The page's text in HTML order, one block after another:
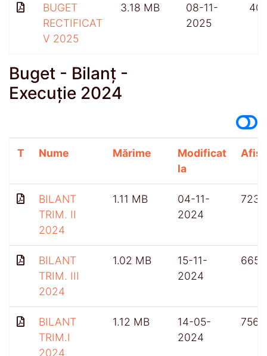
BUGET
RECTIFICAT
V 2025
3.18 MB
08-11-
2025
Buget - Bilanț -
Execuție 2024
T Nume Mărime
Modificat
la
BILANT
TRIM. II
2024
1.11 MB
04-11-
2024
723
BILANT
TRIM. III
2024
1.02 MB
15-11-
2024
665
BILANT
TRIM.I
2024
1.12 MB
14-05-
2024
756